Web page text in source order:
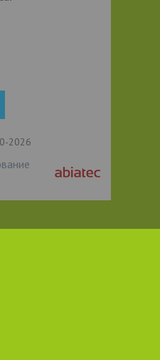
2026